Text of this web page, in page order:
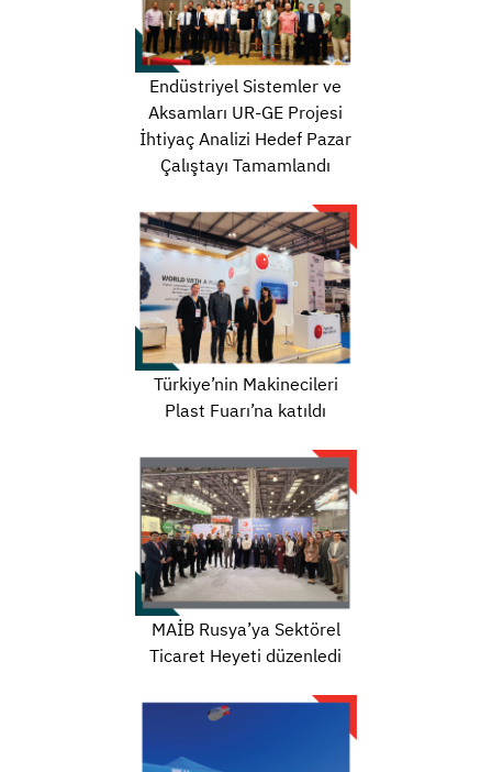
Endüstriyel Sistemler ve
Aksamları UR-GE Projesi
İhtiyaç Analizi Hedef Pazar
Çalıştayı Tamamlandı
Türkiye’nin Makinecileri
Plast Fuarı’na katıldı
MAİB Rusya’ya Sektörel
Ticaret Heyeti düzenledi